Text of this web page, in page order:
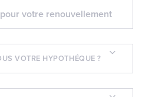
VOTRE HYPOTHÉQUE ?